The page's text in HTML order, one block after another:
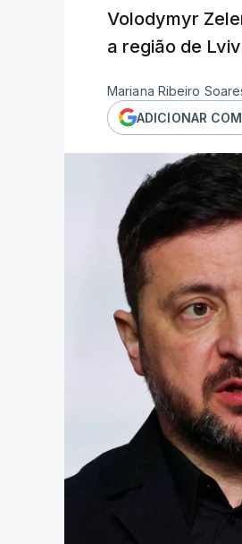
Volodymyr
a região de
Mariana Ribeiro
ADICIONAR